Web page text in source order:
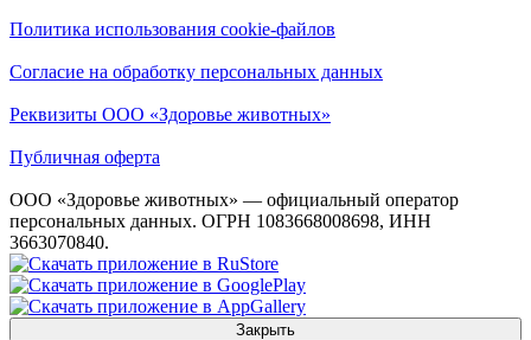
Политика использования cookie-файлов
Согласие на обработку персональных данных
Реквизиты ООО «Здоровье животных»
Публичная оферта
ООО «Здоровье животных» — официальный оператор
персональных данных. ОГРН 1083668008698, ИНН
3663070840.
Закрыть